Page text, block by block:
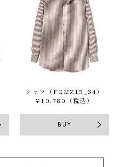
シャツ（FQMZ15_34）
¥10,780（税込）
BUY